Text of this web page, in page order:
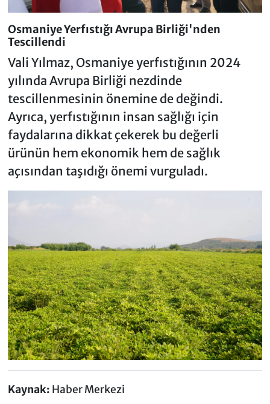
Osmaniye Yerfıstığı Avrupa Birliği'nden
Tescillendi
Vali Yılmaz, Osmaniye yerfıstığının 2024
yılında Avrupa Birliği nezdinde
tescillenmesinin önemine de değindi.
Ayrıca, yerfıstığının insan sağlığı için
faydalarına dikkat çekerek bu değerli
ürünün hem ekonomik hem de sağlık
açısından taşıdığı önemi vurguladı.
Kaynak: Haber Merkezi